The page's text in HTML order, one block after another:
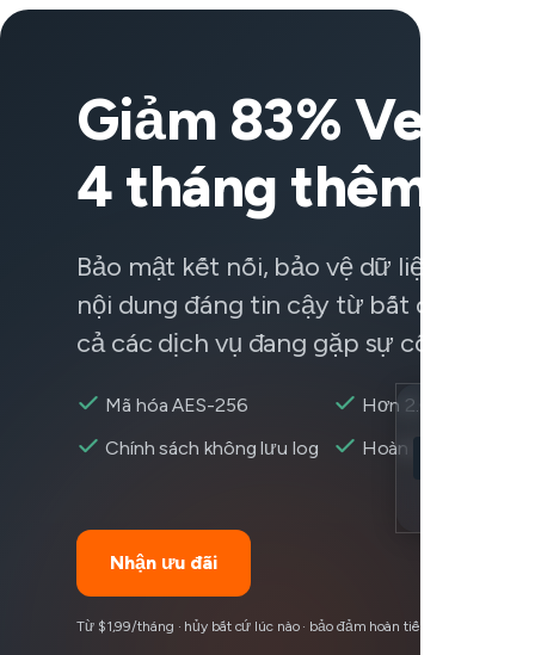
Giảm 83%
4 tháng thêm
Bảo mật kết nối, bảo vệ dữ liệu và truy
nội dung đáng tin cậy từ bất cứ đâu —
cả các dịch vụ đang gặp sự cố.
Mã hóa AES-256
Hơn 2.600+ máy
Chính sách không lưu log
Hoàn tiền trong 30
Nhận ưu đãi
Từ $1,99/tháng · hủy bất cứ lúc nào · bảo đảm hoàn tiền 30 ngày